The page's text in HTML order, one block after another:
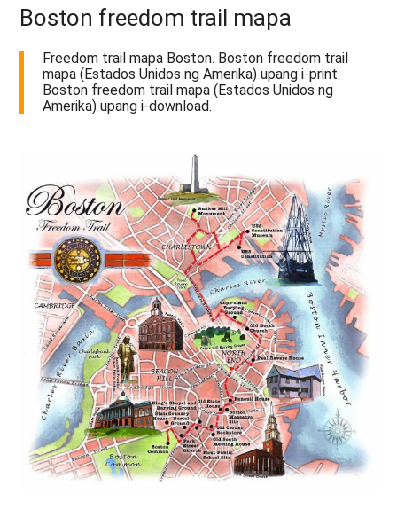
Boston freedom trail mapa
Freedom trail mapa Boston. Boston freedom trail
mapa (Estados Unidos ng Amerika) upang i-print.
Boston freedom trail mapa (Estados Unidos ng
Amerika) upang i-download.